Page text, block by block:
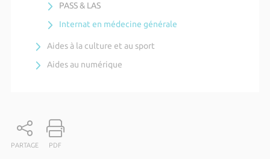
PASS & LAS
Internat en médecine générale
Aides à la culture et au sport
Aides au numérique
PARTAGE PDF